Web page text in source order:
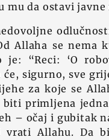
mu da ostavi
Allaha se nema
je: “Reci: ‘O
sigurno, sve
za koje se
primljena
– očaj i gubitak
Allahu. Da